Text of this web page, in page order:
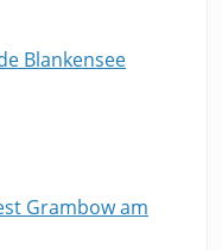
Blankensee
Grambow am